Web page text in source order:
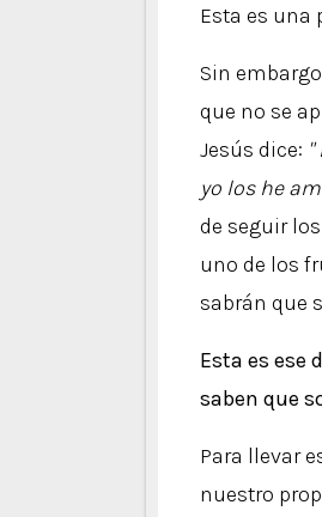
Esta es una
Sin
que no se
Jesús dice: "
yo los he
de seguir
uno de los
sabrán que
Esta es ese
saben que
Para llevar
nuestro